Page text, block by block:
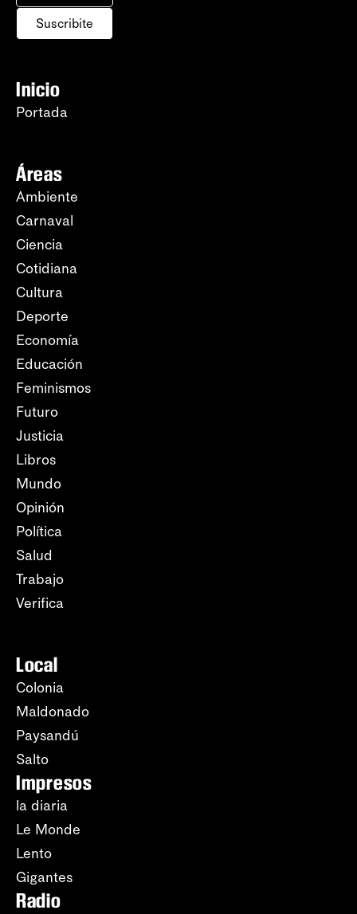
Suscribite
Inicio
Portada
Áreas
Ambiente
Carnaval
Ciencia
Cotidiana
Cultura
Deporte
Economía
Educación
Feminismos
Futuro
Justicia
Libros
Mundo
Opinión
Política
Salud
Trabajo
Verifica
Local
Colonia
Maldonado
Paysandú
Salto
Impresos
la diaria
Le Monde
Lento
Gigantes
Radio